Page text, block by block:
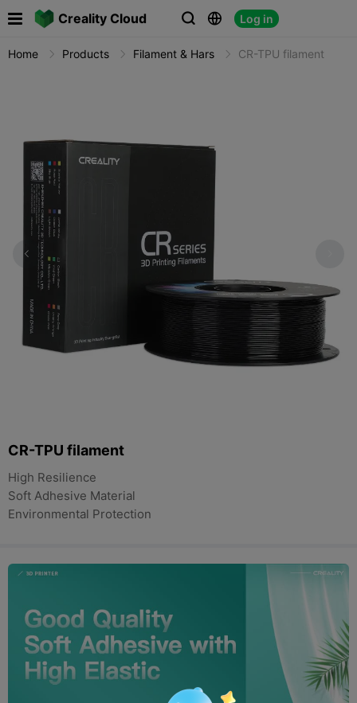
Creality Cloud   Log in

Home Products Filament & Hars CR-TPU filament
CR-TPU filament
High Resilience
Soft Adhesive Material
Environmental Protection